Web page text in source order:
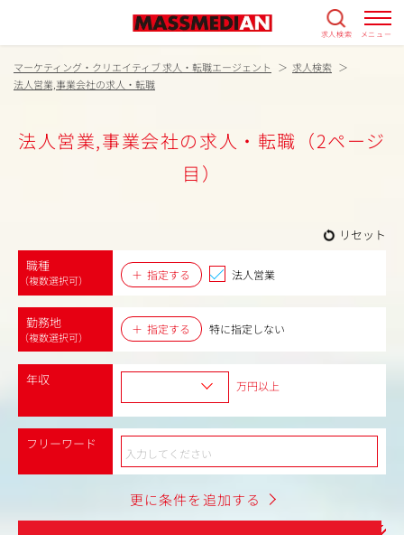
求人検索 メニュー
マーケティング・クリエイティブ 求人・転職エージェント
求人検索
法人営業,事業会社の求人・転職
法人営業,事業会社の求人・転職（2ページ
目）
リセット
職種
（複数選択可） 指定する 法人営業
勤務地
（複数選択可）
指定する 特に指定しない
年収 万円以上
フリーワード
更に条件を追加する